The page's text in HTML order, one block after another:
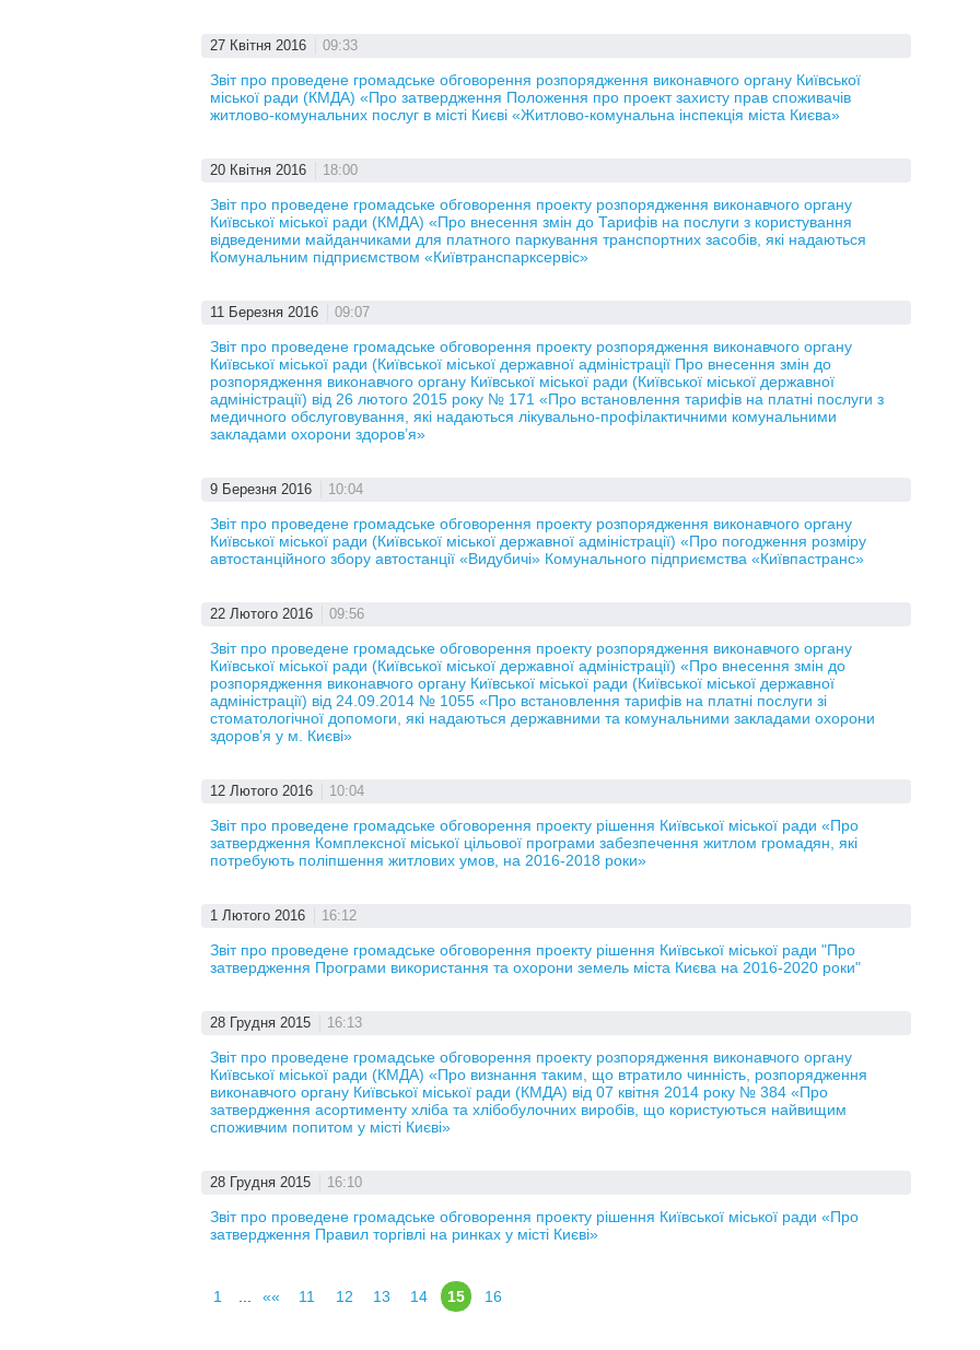
27 Квітня 2016 09:33
Звіт про проведене громадське обговорення розпорядження виконавчого органу Київської
міської ради (КМДА) «Про затвердження Положення про проект захисту прав споживачів
житлово-комунальних послуг в місті Києві «Житлово-комунальна інспекція міста Києва»
20 Квітня 2016 18:00
Звіт про проведене громадське обговорення проекту розпорядження виконавчого органу
Київської міської ради (КМДА) «Про внесення змін до Тарифів на послуги з користування
відведеними майданчиками для платного паркування транспортних засобів, які надаються
Комунальним підприємством «Київтранспарксервіс»
11 Березня 2016 09:07
Звіт про проведене громадське обговорення проекту розпорядження виконавчого органу
Київської міської ради (Київської міської державної адміністрації Про внесення змін до
розпорядження виконавчого органу Київської міської ради (Київської міської державної
адміністрації) від 26 лютого 2015 року № 171 «Про встановлення тарифів на платні послуги з
медичного обслуговування, які надаються лікувально-профілактичними комунальними
закладами охорони здоров’я»
9 Березня 2016 10:04
Звіт про проведене громадське обговорення проекту розпорядження виконавчого органу
Київської міської ради (Київської міської державної адміністрації) «Про погодження розміру
автостанційного збору автостанції «Видубичі» Комунального підприємства «Київпастранс»
22 Лютого 2016 09:56
Звіт про проведене громадське обговорення проекту розпорядження виконавчого органу
Київської міської ради (Київської міської державної адміністрації) «Про внесення змін до
розпорядження виконавчого органу Київської міської ради (Київської міської державної
адміністрації) від 24.09.2014 № 1055 «Про встановлення тарифів на платні послуги зі
стоматологічної допомоги, які надаються державними та комунальними закладами охорони
здоров’я у м. Києві»
12 Лютого 2016 10:04
Звіт про проведене громадське обговорення проекту рішення Київської міської ради «Про
затвердження Комплексної міської цільової програми забезпечення житлом громадян, які
потребують поліпшення житлових умов, на 2016-2018 роки»
1 Лютого 2016 16:12
Звіт про проведене громадське обговорення проекту рішення Київської міської ради "Про
затвердження Програми використання та охорони земель міста Києва на 2016-2020 роки"
28 Грудня 2015 16:13
Звіт про проведене громадське обговорення проекту розпорядження виконавчого органу
Київської міської ради (КМДА) «Про визнання таким, що втратило чинність, розпорядження
виконавчого органу Київської міської ради (КМДА) від 07 квітня 2014 року № 384 «Про
затвердження асортименту хліба та хлібобулочних виробів, що користуються найвищим
споживчим попитом у місті Києві»
28 Грудня 2015 16:10
Звіт про проведене громадське обговорення проекту рішення Київської міської ради «Про
затвердження Правил торгівлі на ринках у місті Києві»
1 «« 11 12 13 14 15 16